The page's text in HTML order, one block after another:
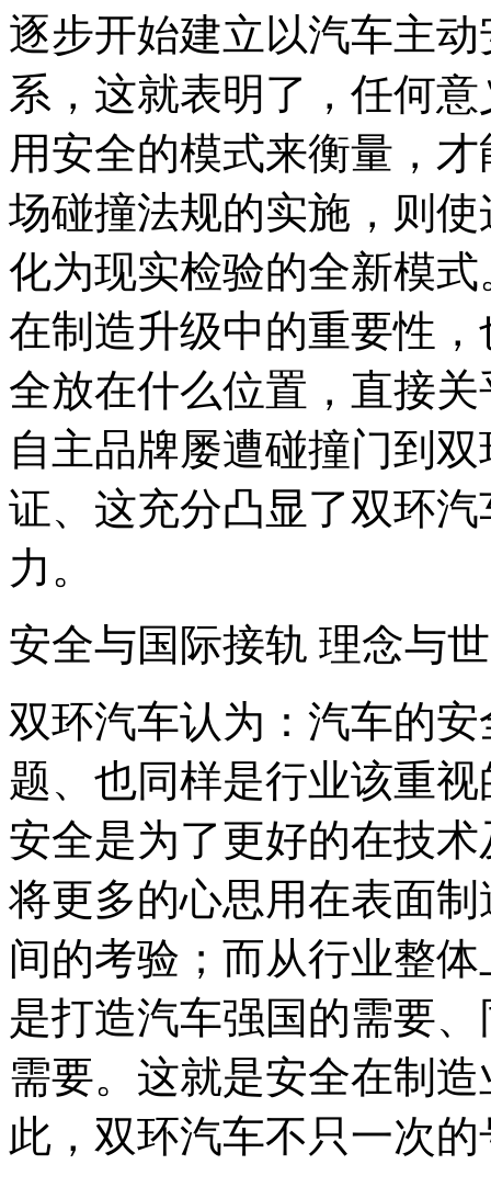
逐步开始建立以汽车主
系，这就表明了，任何
用安全的模式来衡量，
场碰撞法规的实施，则
化为现实检验的全新模
在制造升级中的重要性
全放在什么位置，直接
自主品牌屡遭碰撞门到
证、这充分凸显了双环
力。
安全与国际接轨 理念与
双环汽车认为：汽车的
题、也同样是行业该重
安全是为了更好的在技
将更多的心思用在表面
间的考验；而从行业整
是打造汽车强国的需要
需要。这就是安全在制
此，双环汽车不只一次